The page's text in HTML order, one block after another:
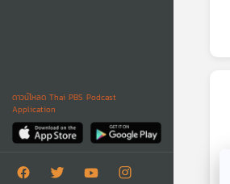
ดาวน์โหลด Thai PBS Podcast
Application